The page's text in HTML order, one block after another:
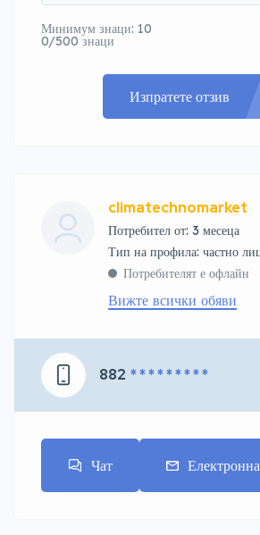
Минимум знаци: 10
0/500 знаци
Изпратете отзив
climatechnomarket
Потребител от: 3 месеца
тип на профила: частно
Потребителят е офлайн
Вижте всички обяви
882 * * * * * * * * *
Чат